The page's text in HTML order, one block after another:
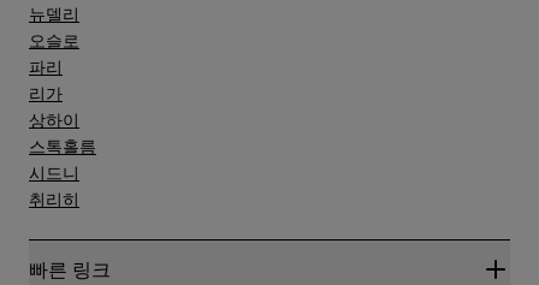
뉴델리
오슬로
파리
리가
상하이
스톡홀름
시드니
취리히
빠른 링크